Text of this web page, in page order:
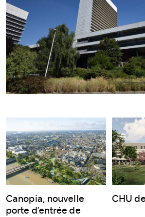
Canopia, nouvelle
porte d’entrée de
CHU